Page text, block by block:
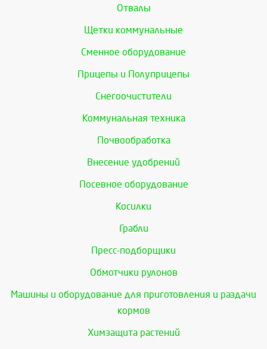
Отвалы
Щетки коммунальные
Сменное оборудование
Прицепы и Полуприцепы
Снегоочистители
Коммунальная техника
Почвообработка
Внесение удобрений
Посевное оборудование
Косилки
Грабли
Пресс-подборщики
Обмотчики рулонов
Машины и оборудование для приготовления и раздачи
кормов
Химзащита растений